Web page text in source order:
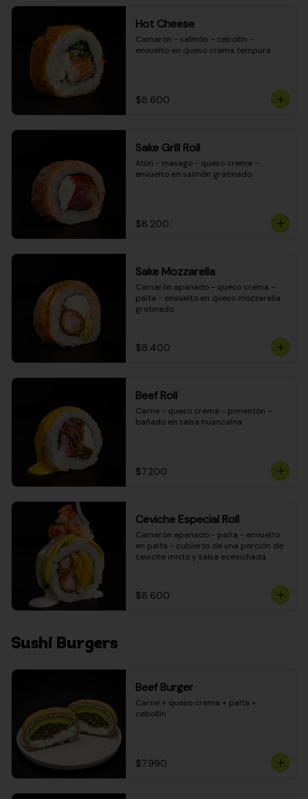
Hot Cheese
Camarón - salmón - cebollín -
envuelto en queso crema tempura
$8.600
Sake Grill Roll
Atún - masago - queso crema -
envuelto en salmón gratinado
$8.200
Sake Mozzarella
Camarón apanado - queso crema -
palta - envuelto en queso mozzarella
gratinado
$8.400
Beef Roll
Carne - queso crema - pimentón -
bañado en salsa huancaína
$7.200
Ceviche Especial Roll
Camarón apanado - palta - envuelto
en palta - cubierto de una porción de
ceviche mixto y salsa acevichada
$8.600
Sushi Burgers
Beef Burger
Carne + queso crema + palta +
cebollín
$7.990